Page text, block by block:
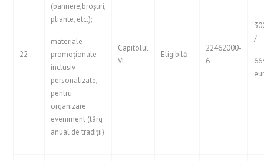
22
(bannere,broșuri,
pliante, etc.);
materiale
promoționale
inclusiv
personalizate,
pentru
organizare
eveniment (târg
anual de tradiții)
Capitolul
VI
Eligibilă
22462000-
6
/